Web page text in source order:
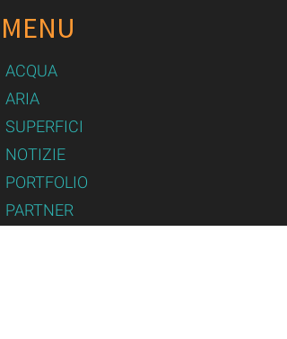
MENU
ACQUA
ARIA
SUPERFICI
NOTIZIE
PORTFOLIO
PARTNER